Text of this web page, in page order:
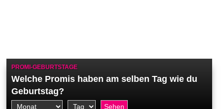
PROMI-GEBURTSTAGE
Welche Promis haben am selben Tag wie du
Geburtstag?